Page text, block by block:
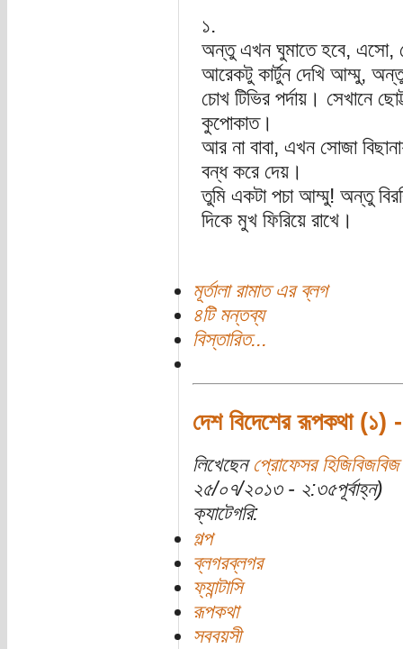
১.
অন্তু এখন ঘুমাতে হবে, এসো,
আরেকটু কার্টুন দেখি আম্মু,
চোখ টিভির পর্দায়। সেখানে
কুপোকাত।
আর না বাবা, এখন সোজা
বন্ধ করে দেয়।
তুমি একটা পচা আম্মু! অন্তু
দিকে মুখ ফিরিয়ে রাখে।
মূর্তালা রামাত এর ব্লগ
৪টি মন্তব্য
বিস্তারিত...
দেশ বিদেশের রূপকথা (১) -
লিখেছেন প্রোফেসর হিজিবিজবিজ
২৫/০৭/২০১৩ - ২:৩৫পূর্বাহ্ন)
ক্যাটেগরি:
গল্প
ব্লগরব্লগর
ফ্যান্টাসি
রূপকথা
সববয়সী